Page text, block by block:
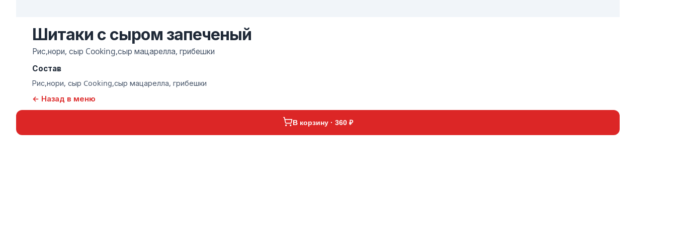
Шитаки с сыром запеченый
Рис,нори, сыр Cooking,сыр мацарелла, грибешки
Состав
Рис,нори, сыр Cooking,сыр мацарелла, грибешки
← Назад в меню
В корзину · 360 ₽